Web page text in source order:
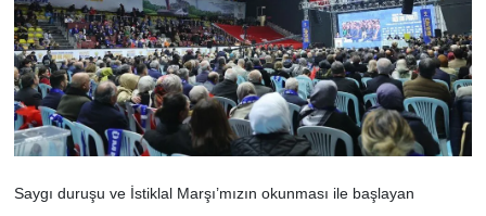
Saygı duruşu ve İstiklal Marşı’mızın okunması ile başlayan